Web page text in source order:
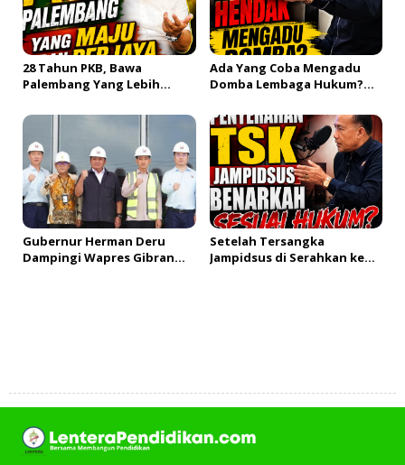
28 Tahun PKB, Bawa
Palembang Yang Lebih
Ada Yang Coba Mengadu
Domba Lembaga Hukum?
Gubernur Herman Deru
Dampingi Wapres Gibran
Setelah Tersangka
Jampidsus di Serahkan ke